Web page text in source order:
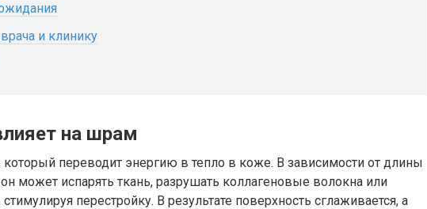
и клинику
на шрам
который переводит энергию в тепло в коже. В зависимости от длины
может испарять ткань, разрушать коллагеновые волокна или
перестройку. В результате поверхность сглаживается, а